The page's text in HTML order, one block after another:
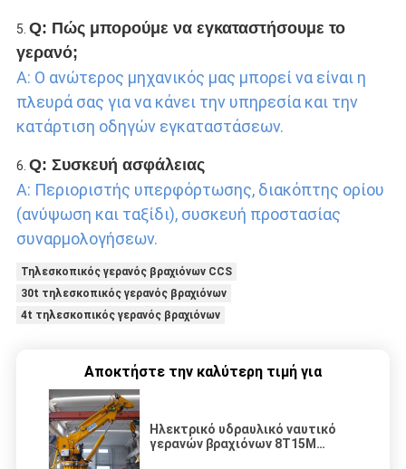
5. Q: Πώς μπορούμε να εγκαταστήσουμε το
γερανό;
Α: Ο ανώτερος μηχανικός μας μπορεί να είναι η
πλευρά σας για να κάνει την υπηρεσία και την
κατάρτιση οδηγών εγκαταστάσεων.
6. Q: Συσκευή ασφάλειας
Α: Περιοριστής υπερφόρτωσης, διακόπτης ορίου
(ανύψωση και ταξίδι), συσκευή προστασίας
συναρμολογήσεων.
Τηλεσκοπικός γερανός βραχιόνων CCS
30t τηλεσκοπικός γερανός βραχιόνων
4t τηλεσκοπικός γερανός βραχιόνων
Αποκτήστε την καλύτερη τιμή για
Ηλεκτρικό υδραυλικό ναυτικό
γερανών βραχιόνων 8T15M